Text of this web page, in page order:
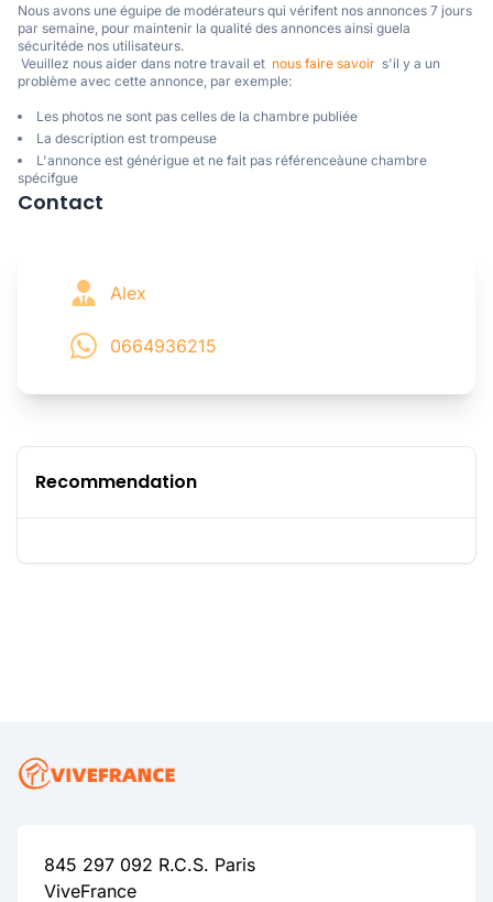
Nous avons une éguipe de modérateurs qui vérifent nos annonces 7 jours
par semaine, pour maintenir la qualité des annonces ainsi guela
sécuritéde nos utilisateurs.
Veuillez nous aider dans notre travail et nous faire savoir
  s'il y a un
problème avec cette annonce, par exemple:
Les photos ne sont pas celles de la chambre publiée
La description est trompeuse
L'annonce est générigue et ne fait pas référenceàune chambre
spécifgue
Contact
Alex
0664936215
Recommendation
845 297 092 R.C.S. Paris
ViveFrance